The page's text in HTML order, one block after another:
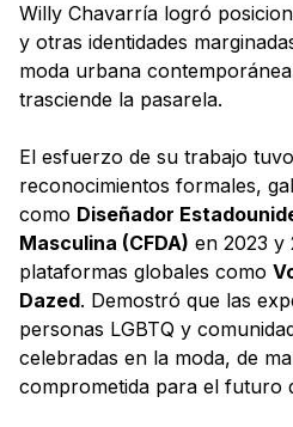
Willy Chavarría logró
y otras identidades
moda urbana
trasciende la pasarela.
El esfuerzo de su trabajo
reconocimientos formales,
como Diseñador
Masculina (CFDA) en 2023 y
plataformas globales como
Dazed. Demostró que las
personas LGBTQ y
celebradas en la moda, de
comprometida para el futuro